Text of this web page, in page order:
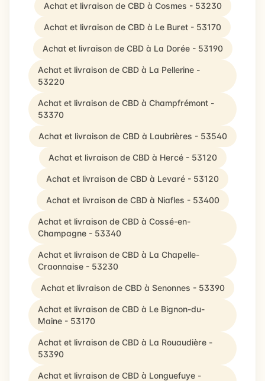
Achat et livraison de CBD à Cosmes - 53230
Achat et livraison de CBD à Le Buret - 53170
Achat et livraison de CBD à La Dorée - 53190
Achat et livraison de CBD à La Pellerine -
53220
Achat et livraison de CBD à Champfrémont -
53370
Achat et livraison de CBD à Laubrières - 53540
Achat et livraison de CBD à Hercé - 53120
Achat et livraison de CBD à Levaré - 53120
Achat et livraison de CBD à Niafles - 53400
Achat et livraison de CBD à Cossé-en-
Champagne - 53340
Achat et livraison de CBD à La Chapelle-
Craonnaise - 53230
Achat et livraison de CBD à Senonnes - 53390
Achat et livraison de CBD à Le Bignon-du-
Maine - 53170
Achat et livraison de CBD à La Rouaudière -
53390
Achat et livraison de CBD à Longuefuye -